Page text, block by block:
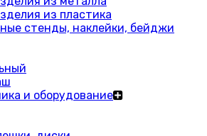
из пластика
стенды, наклейки, бейджи
и оборудование